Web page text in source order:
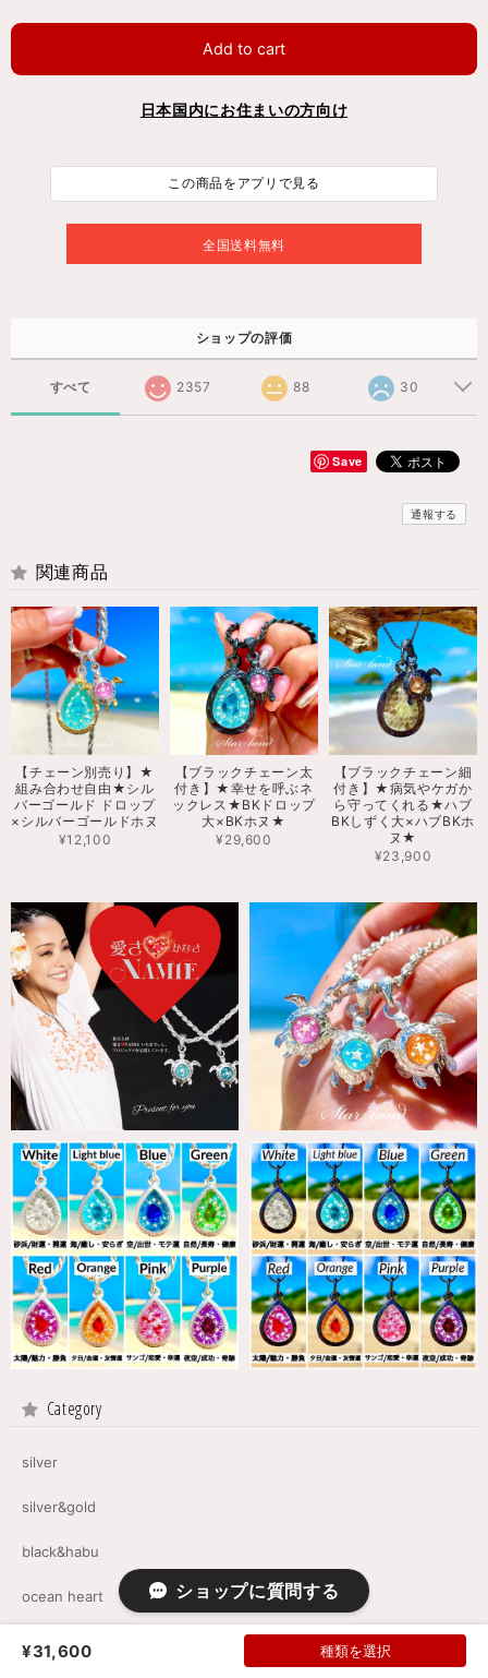
Add to cart
日本国内にお住まいの方向け
この商品をアプリで見る
全国送料無料
ショップの評価
すべて 2357 88 30
Save
通報する
関連商品
【チェーン別売り】★
組み合わせ自由★シル
バーゴールド ドロップ
×シルバーゴールドホヌ
¥12,100
【ブラックチェーン太
付き】★幸せを呼ぶネ
ックレス★BKドロップ
大×BKホヌ★
¥29,600
【ブラックチェーン細
付き】★病気やケガか
ら守ってくれる★ハブ
BKしずく大×ハブBKホ
ヌ★
¥23,900
Category
silver
silver&gold
black&habu
ocean heart
silverチェーン
¥31,600 種類を選択
ショップに質問する